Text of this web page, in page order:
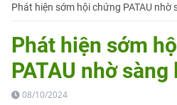
Phát hiện sớm hội chứng PATAU nhờ
Phát hiện sớm
PATAU nhờ
08/10/2024